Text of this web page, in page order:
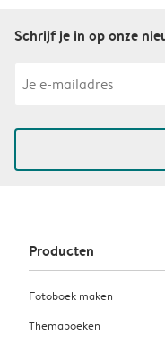
Schrijf je in op onze
Producten
Fotoboek maken
Themaboeken